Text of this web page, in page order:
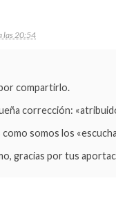
las 20:54
compartirlo.
corrección:
como somos los
gracias por tus